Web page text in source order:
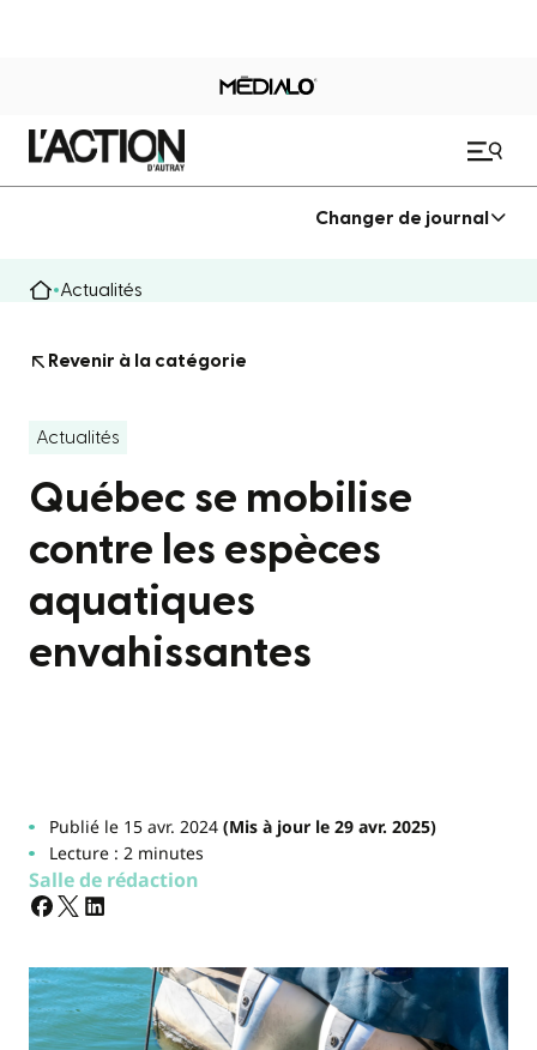
Changer de journal
Actualités
Revenir à la catégorie
Actualités
Québec se mobilise
contre les espèces
aquatiques
envahissantes
Publié le 15 avr. 2024(Mis à jour le 29 avr. 2025)
Lecture : 2 minutes
Salle de rédaction